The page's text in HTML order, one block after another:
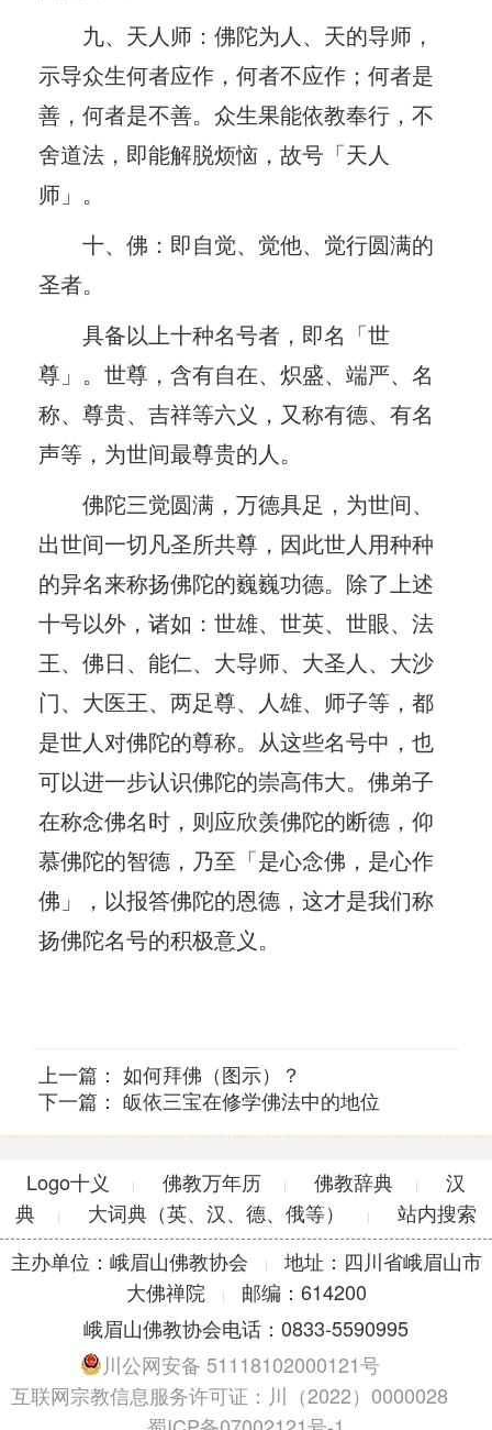
九、天人师：佛陀为人、天的导师，
示导众生何者应作，何者不应作；何者是
善，何者是不善。众生果能依教奉行，不
舍道法，即能解脱烦恼，故号「天人
师」。
十、佛：即自觉、觉他、觉行圆满的
圣者。
具备以上十种名号者，即名「世
尊」。世尊，含有自在、炽盛、端严、名
称、尊贵、吉祥等六义，又称有德、有名
声等，为世间最尊贵的人。
佛陀三觉圆满，万德具足，为世间、
出世间一切凡圣所共尊，因此世人用种种
的异名来称扬佛陀的巍巍功德。除了上述
十号以外，诸如：世雄、世英、世眼、法
王、佛日、能仁、大导师、大圣人、大沙
门、大医王、两足尊、人雄、师子等，都
是世人对佛陀的尊称。从这些名号中，也
可以进一步认识佛陀的崇高伟大。佛弟子
在称念佛名时，则应欣羡佛陀的断德，仰
慕佛陀的智德，乃至「是心念佛，是心作
佛」，以报答佛陀的恩德，这才是我们称
扬佛陀名号的积极意义。
上一篇： 如何拜佛（图示）？
下一篇： 皈依三宝在修学佛法中的地位
Logo十义 | 佛教万年历 | 佛教辞典 |
汉
典
| 大词典（英、汉、德、俄等） |
站内搜索
主办单位：峨眉山佛教协会
|
地址：四川省峨眉山市
大佛禅院
|
邮编：614200
峨眉山佛教协会电话：0833-5590995
川公网安备 51118102000121号
互联网宗教信息服务许可证：川（2022）0000028